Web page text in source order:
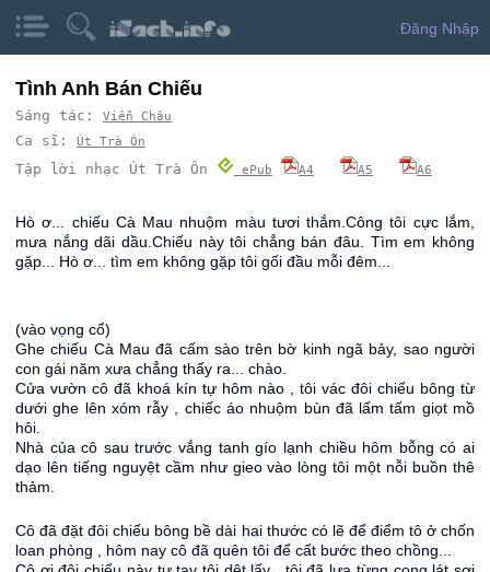
Đăng Nhập
Tình Anh Bán Chiếu
Sáng tác: Viễn Châu
Ca sĩ: Út Trà Ôn
Tập lời nhạc Út Trà Ôn ePub A4 A5 A6
Hò ơ... chiếu Cà Mau nhuộm màu tươi thắm.Công tôi cực lắm,
mưa nắng dãi dầu.Chiếu này tôi chẳng bán đâu. Tìm em không
gặp... Hò ơ... tìm em không gặp tôi gối đầu mỗi đêm...
(vào vọng cổ)
Ghe chiếu Cà Mau đã cấm sào trên bờ kinh ngã bảy, sao người
con gái năm xưa chẳng thấy ra... chào.
Cửa vườn cô đã khoá kín tự hôm nào , tôi vác đôi chiếu bông từ
dưới ghe lên xóm rẫy , chiếc áo nhuộm bùn đã lấm tấm giọt mồ
hôi.
Nhà của cô sau trước vắng tanh gío lạnh chiều hôm bỗng có ai
dạo lên tiếng nguyệt cầm như gieo vào lòng tôi một nỗi buồn thê
thảm.
Cô đã đặt đôi chiếu bông bề dài hai thước có lẽ để điểm tô ở chốn
loan phòng , hôm nay cô đã quên tôi để cất bước theo chồng...